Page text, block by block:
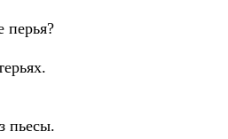
перья?
пьесы.